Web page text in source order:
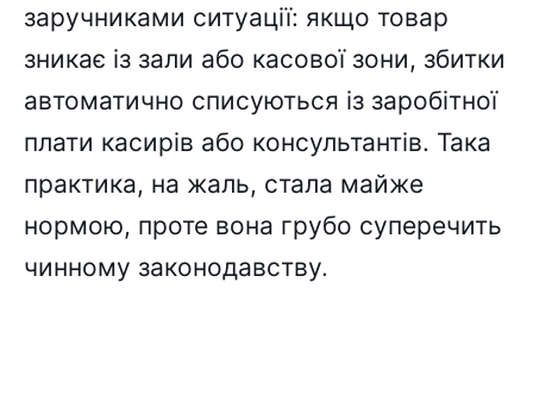
заручниками ситуації: якщо товар
зникає із зали або касової зони, збитки
автоматично списуються із заробітної
плати касирів або консультантів. Така
практика, на жаль, стала майже
нормою, проте вона грубо суперечить
чинному законодавству.